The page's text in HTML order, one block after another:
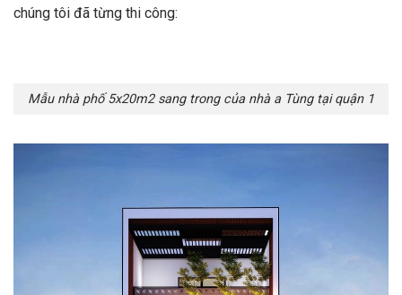
chúng tôi đã từng thi công:
Mẫu nhà phố 5x20m2 sang trong của nhà a Tùng tại quận 1